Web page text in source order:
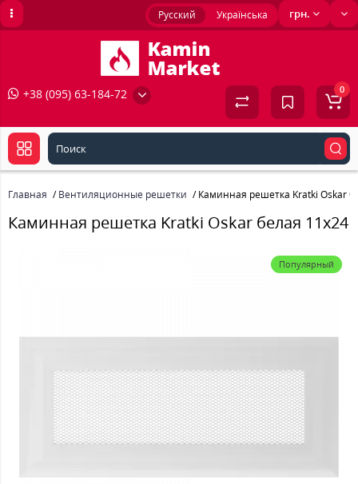
грн.
Русский Українська
+38 (095) 63-184-72 0
Главная Вентиляционные решетки Каминная решетка Kratki Oskar
Каминная решетка Kratki Oskar белая 11x24
Популярный